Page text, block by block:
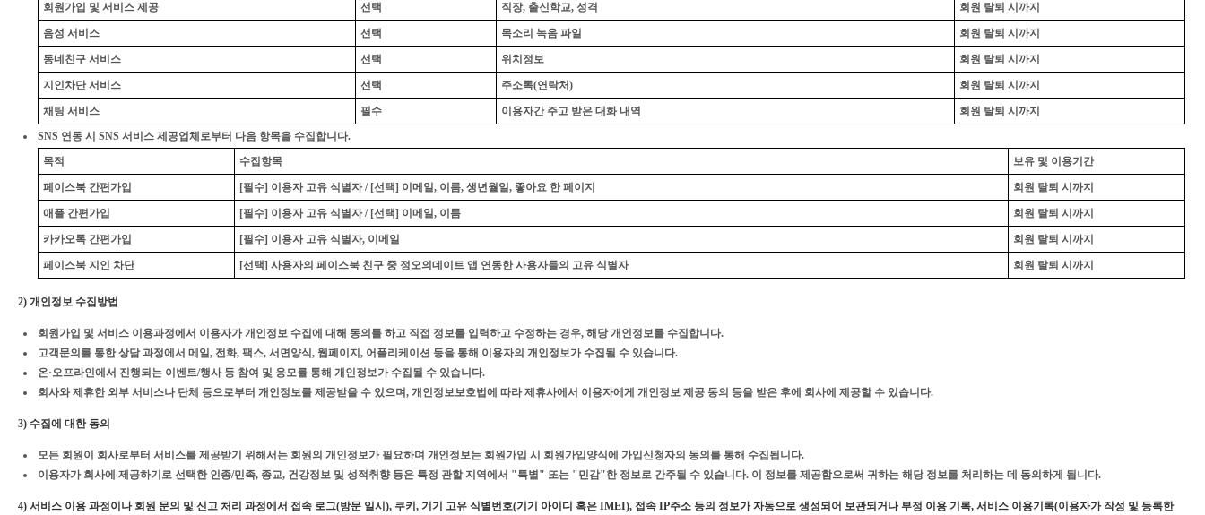
회원가입 및 서비스 제공 선택 직장, 출신학교, 성격 회원 탈퇴 시까지
음성 서비스 선택 목소리 녹음 파일 회원 탈퇴 시까지
동네친구 서비스 선택 위치정보 회원 탈퇴 시까지
지인차단 서비스 선택 주소록(연락처) 회원 탈퇴 시까지
채팅 서비스 필수 이용자간 주고 받은 대화 내역
회원 탈퇴 시까지
SNS 연동 시 SNS 서비스 제공업체로부터 다음 항목을 수집합니다.
목적
수집항목 보유 및 이용기간
페이스북 간편가입 [필수] 이용자 고유 식별자 / [선택] 이메일, 이름, 생년월일, 좋아요 한 페이지 회원 탈퇴 시까지
애플 간편가입 [필수] 이용자 고유 식별자 / [선택] 이메일, 이름 회원 탈퇴 시까지
카카오톡 간편가입 [필수] 이용자 고유 식별자, 이메일 회원 탈퇴 시까지
페이스북 지인 차단 [선택] 사용자의 페이스북 친구 중 정오의데이트 앱 연동한 사용자들의 고유 식별자 회원 탈퇴 시까지
2) 개인정보 수집방법
회원가입 및 서비스 이용과정에서 이용자가 개인정보 수집에 대해 동의를 하고 직접 정보를 입력하고 수정하는 경우, 해당 개인정보를 수집합니다.
고객문의를 통한 상담 과정에서 메일, 전화, 팩스, 서면양식, 웹페이지, 어플리케이션 등을 통해 이용자의 개인정보가 수집될 수 있습니다.
온·오프라인에서 진행되는 이벤트/행사 등 참여 및 응모를 통해 개인정보가 수집될 수 있습니다.
회사와 제휴한 외부 서비스나 단체 등으로부터 개인정보를 제공받을 수 있으며, 개인정보보호법에 따라 제휴사에서 이용자에게 개인정보 제공 동의 등을 받은 후에 회사에 제공할 수 있습니다.
3) 수집에 대한 동의
모든 회원이 회사로부터 서비스를 제공받기 위해서는 회원의 개인정보가 필요하며 개인정보는 회원가입 시 회원가입양식에 가입신청자의 동의를 통해 수집됩니다.
이용자가 회사에 제공하기로 선택한 인종/민족, 종교, 건강정보 및 성적취향 등은 특정 관할 지역에서 "특별" 또는 "민감"한 정보로 간주될 수 있습니다. 이 정보를 제공함으로써 귀하는 해당 정보를 처리하는 데 동의하게 됩니다.
4) 서비스 이용 과정이나 회원 문의 및 신고 처리 과정에서 접속 로그(방문 일시), 쿠키, 기기 고유 식별번호(기기 아이디 혹은 IMEI), 접속 IP주소 등의 정보가 자동으로 생성되어 보관되거나 부정 이용 기록, 서비스 이용기록(이용자가 작성 및 등록한